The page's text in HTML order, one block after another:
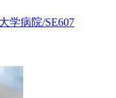
学病院/SE607